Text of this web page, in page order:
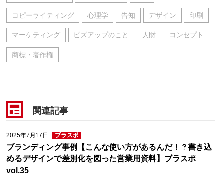
コピーライティング 心理学 告知 デザイン 印刷
マーケティング ビズアップのこと 人財 コンセプト
商標・著作権
関連記事
2025年7月17日 ブラスポ
ブランディング事例【こんな使い方があるんだ！？書き込
めるデザインで差別化を図った営業用資料】ブラスポ
vol.35